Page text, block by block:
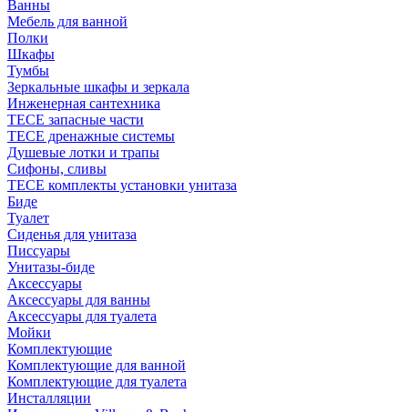
Ванны
Мебель для ванной
Полки
Шкафы
Тумбы
Зеркальные шкафы и зеркала
Инженерная сантехника
TECE запасные части
TECE дренажные системы
Душевые лотки и трапы
Сифоны, сливы
TECE комплекты установки унитаза
Биде
Туалет
Сиденья для унитаза
Писсуары
Унитазы-биде
Аксессуары
Аксессуары для ванны
Аксессуары для туалета
Мойки
Комплектующие
Комплектующие для ванной
Комплектующие для туалета
Инсталляции